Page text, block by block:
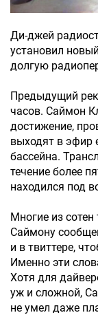
Ди-джей
установил
долгую
Предыдущий
часов. Саймон
достижение,
выходят в эфир
бассейна.
течение более
находился под
Многие из
Саймону
и в твиттере,
Именно эти
Хотя для
уж и сложной,
не умел даже